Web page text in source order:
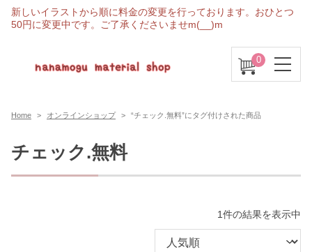
新しいイラストから順に料金の変更を行っております。おひとつ
50円に変更中です。ご了承くださいませm(__)m
0
Home オンラインショップ “チェック.無料”にタグ付けされた商品
チェック.無料
1件の結果を表示中